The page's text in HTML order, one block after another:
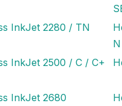
InkJet 2280 / TN
N
InkJet 2500 / C / C+
InkJet 2680